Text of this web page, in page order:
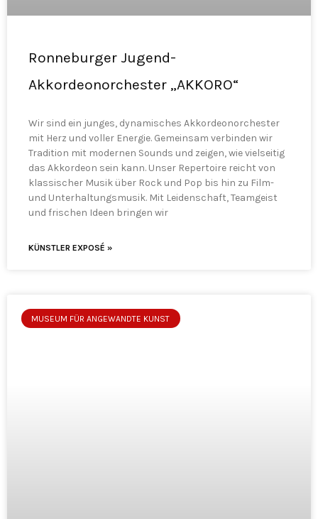
Ronneburger Jugend-
Akkordeonorchester „AKKORO“
Wir sind ein junges, dynamisches Akkordeonorchester
mit Herz und voller Energie. Gemeinsam verbinden wir
Tradition mit modernen Sounds und zeigen, wie vielseitig
das Akkordeon sein kann. Unser Repertoire reicht von
klassischer Musik über Rock und Pop bis hin zu Film-
und Unterhaltungsmusik. Mit Leidenschaft, Teamgeist
und frischen Ideen bringen wir
KÜNSTLER EXPOSÉ »
MUSEUM FÜR ANGEWANDTE KUNST